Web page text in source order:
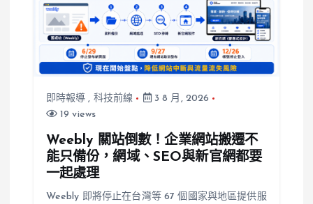
即時報導 , 科技前線
3 8 月, 2026
19 views
Weebly 關站倒數！企業網站搬遷不
能只備份，網域、SEO與新官網都要
一起處理
Weebly 即將停止在台灣等 67 個國家與地區提供服